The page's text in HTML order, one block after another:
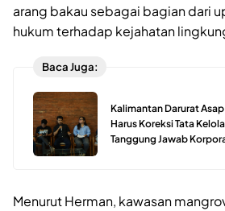
arang bakau sebagai bagian dari
hukum terhadap kejahatan
Baca Juga:
Kalimantan Darurat
Harus Koreksi Tata
Tanggung Jawab
Menurut Herman, kawasan